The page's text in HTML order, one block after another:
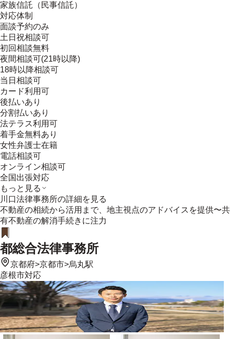
家族信託（民事信託）
対応体制
面談予約のみ
土日祝相談可
初回相談無料
夜間相談可(21時以降)
18時以降相談可
当日相談可
カード利用可
後払いあり
分割払いあり
法テラス利用可
着手金無料あり
女性弁護士在籍
電話相談可
オンライン相談可
全国出張対応
もっと見る
川口法律事務所の詳細を見る
不動産の相続から活用まで、地主視点のアドバイスを提供〜共
有不動産の解消手続きに注力
都総合法律事務所
京都府>京都市>烏丸駅
彦根市対応